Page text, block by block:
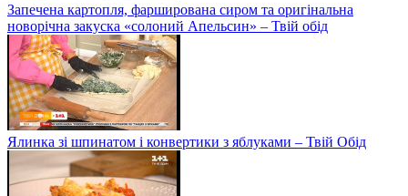
Запечена картопля, фарширована сиром та оригінальна
новорічна закуска «солоний Апельсин» – Твій обід
Ялинка зі шпинатом і конвертики з яблуками – Твій Обід